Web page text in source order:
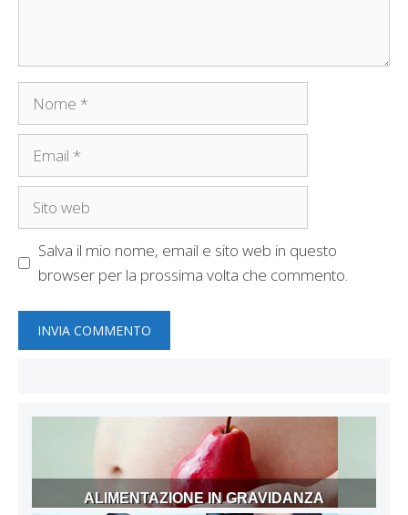
Nome
Email
Sito
Salva il mio nome, email e sito web in questo
browser per la prossima volta che commento.
ALIMENTAZIONE IN GRAVIDANZA